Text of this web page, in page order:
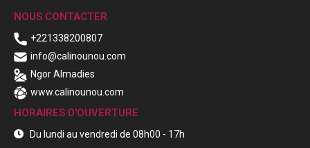
NOUS CONTACTER
+221338200807
info@calinounou.com
Ngor Almadies
www.calinounou.com
HORAIRES D'OUVERTURE
Du lundi au vendredi de 08h00 - 17h